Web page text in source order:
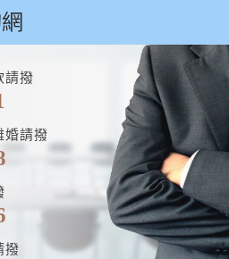
請撥
婚請撥
撥